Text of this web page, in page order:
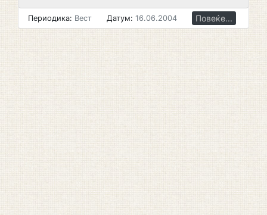
Периодика: Вест Датум: 16.06.2004 Повеќе...